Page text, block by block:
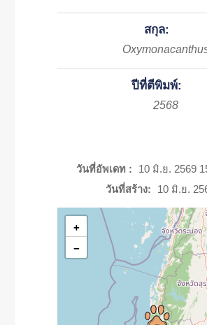
สกุล:
ปีที่ตีพิมพ์:
2568
วันที่อัพเดท :
10 มิ.ย. 2569
วันที่สร้าง:
10 มิ.ย.
+
−